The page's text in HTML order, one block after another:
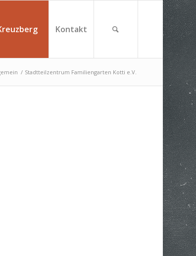
Kontakt
/ Stadtteilzentrum Familiengarten Kotti e.V.